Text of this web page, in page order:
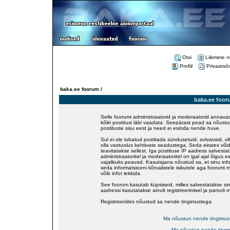
Otsi
Liikmete
Profiil
baka.ee foorum /
baka.ee
Selle foorumi administraatorid ja moderaatorid
kõiki postitusi läbi vaadata. Seepärast pead sa
postituste sisu eest ja need ei esinda nende huve.
Sul ei ole lubatud postitada sündusetuid, solvavaid,
olla vastuolus kehtivate seadustega. Seda eirates
teavitatakse sellest. Iga postituse IP aadress
administraatoritel ja moderaatoritel on igal ajal õigus
vajalikuks peavad. Kasutajana nõustud sa, et sinu
seda informatsiooni kõrvalistele isikutele aga foorumi
võib infot lekkida.
See foorum kasutab küpsiseid, milles salvestatakse
aadressi kasutatakse ainult registreerimisel ja parooli
Registreerides nõustud sa nende tingimustega.
Ma nõustun nende